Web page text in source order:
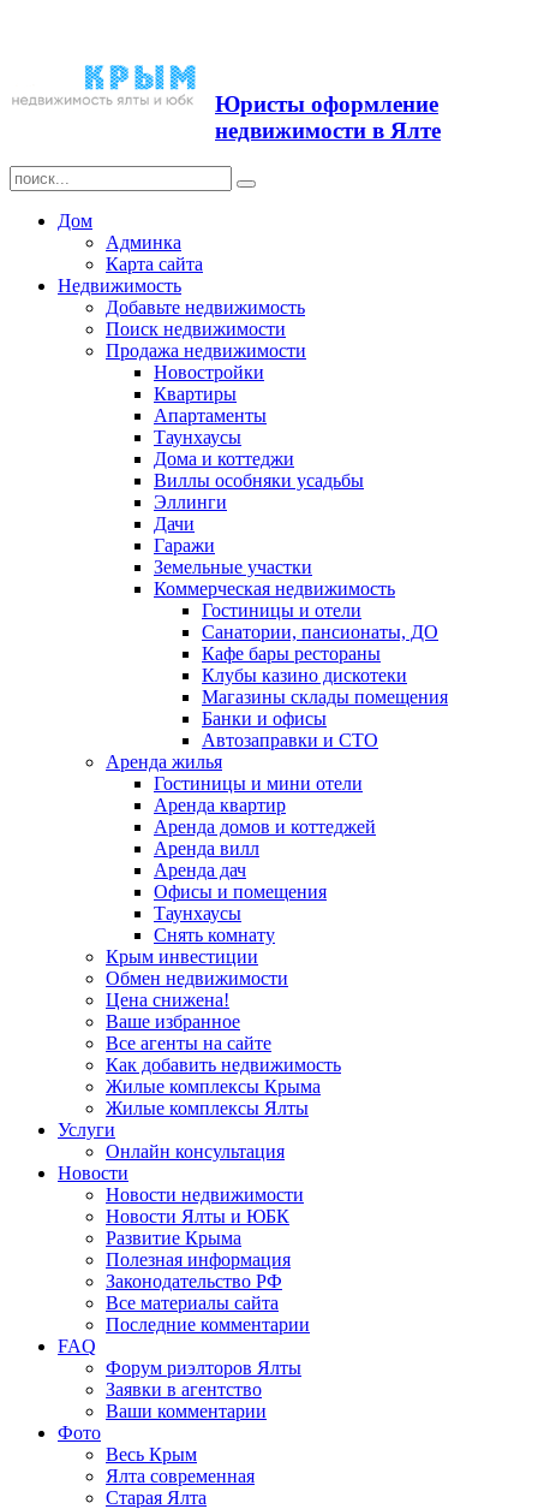
Юристы оформление
недвижимости в Ялте
Дом
Админка
Карта сайта
Недвижимость
Добавьте недвижимость
Поиск недвижимости
Продажа недвижимости
Новостройки
Квартиры
Апартаменты
Таунхаусы
Дома и коттеджи
Виллы особняки усадьбы
Эллинги
Дачи
Гаражи
Земельные участки
Коммерческая недвижимость
Гостиницы и отели
Санатории, пансионаты, ДО
Кафе бары рестораны
Клубы казино дискотеки
Магазины склады помещения
Банки и офисы
Автозаправки и СТО
Аренда жилья
Гостиницы и мини отели
Аренда квартир
Аренда домов и коттеджей
Аренда вилл
Аренда дач
Офисы и помещения
Таунхаусы
Снять комнату
Крым инвестиции
Обмен недвижимости
Цена снижена!
Ваше избранное
Все агенты на сайте
Как добавить недвижимость
Жилые комплексы Крыма
Жилые комплексы Ялты
Услуги
Онлайн консультация
Новости
Новости недвижимости
Новости Ялты и ЮБК
Развитие Крыма
Полезная информация
Законодательство РФ
Все материалы сайта
Последние комментарии
FAQ
Форум риэлторов Ялты
Заявки в агентство
Ваши комментарии
Фото
Весь Крым
Ялта современная
Старая Ялта